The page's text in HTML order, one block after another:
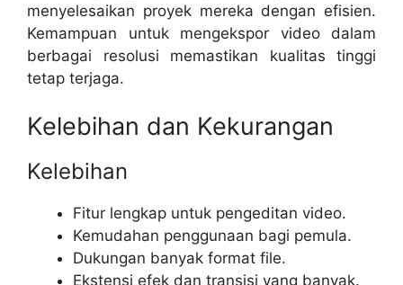
menyelesaikan proyek mereka dengan efisien.
Kemampuan untuk mengekspor video dalam
berbagai resolusi memastikan kualitas tinggi
tetap terjaga.
Kelebihan dan Kekurangan
Kelebihan
Fitur lengkap untuk pengeditan video.
Kemudahan penggunaan bagi pemula.
Dukungan banyak format file.
Ekstensi efek dan transisi yang banyak.